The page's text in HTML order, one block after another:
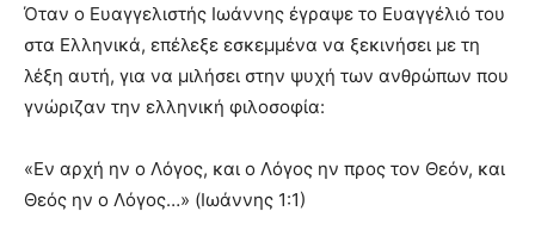
Όταν ο Ευαγγελιστής Ιωάννης έγραψε το Ευαγγέλιό του
στα Ελληνικά, επέλεξε εσκεμμένα να ξεκινήσει με τη
λέξη αυτή, για να μιλήσει στην ψυχή των ανθρώπων που
γνώριζαν την ελληνική φιλοσοφία:
«Εν αρχή ην ο Λόγος, και ο Λόγος ην προς τον Θεόν, και
Θεός ην ο Λόγος…» (Ιωάννης 1:1)